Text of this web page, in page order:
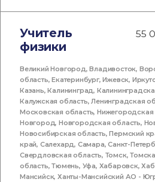
Учитель
физики
55
Великий Новгород,Владивосток,
область,Екатеринбург,Ижевск,
Казань,Калининград,
Калужская область,Ленинградская
Московская область,Нижегородская
Новгород,Новгородская область,
Новосибирская область,Пермский
край, Салехард, Самара,Санкт-
Свердловская область, Томск,
область,Тюмень, Уфа, Хабаровск,
Мансийск,Ханты-Мансийский АО -